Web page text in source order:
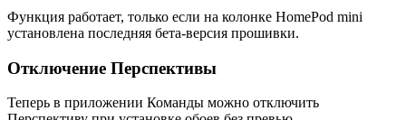
Функция работает, только если на колонке HomePod mini
установлена последняя бета-версия прошивки.
Отключение Перспективы
Теперь в приложении Команды можно отключить